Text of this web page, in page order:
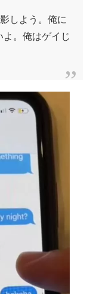
しよう。俺に
。俺はゲイじ